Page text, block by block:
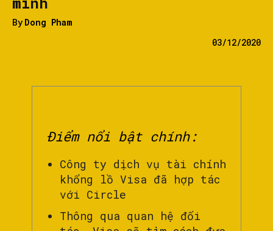
By Dong Pham
03/12/2020
Điểm nổi bật chính:
Công ty dịch vụ tài chính
khổng lồ Visa đã hợp tác
với Circle
Thông qua quan hệ đối